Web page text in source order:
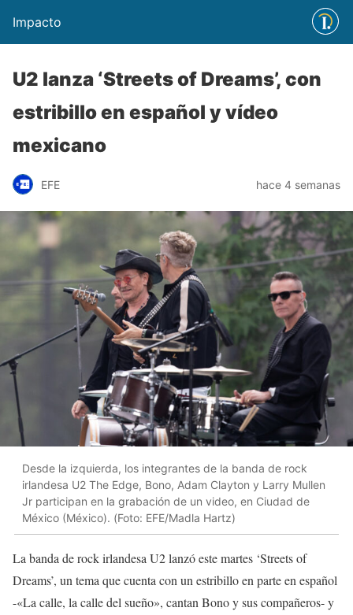
Impacto
U2 lanza ‘Streets of Dreams’, con
estribillo en español y vídeo
mexicano
EFE hace 4 semanas
Desde la izquierda, los integrantes de la banda de rock
irlandesa U2 The Edge, Bono, Adam Clayton y Larry Mullen
Jr participan en la grabación de un video, en Ciudad de
México (México). (Foto: EFE/Madla Hartz)
La banda de rock irlandesa U2 lanzó este martes ‘Streets of
Dreams’, un tema que cuenta con un estribillo en parte en español
-«La calle, la calle del sueño», cantan Bono y sus compañeros- y